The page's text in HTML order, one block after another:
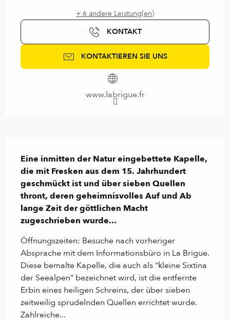
+ 6 andere Leistung(en)
KONTAKT
KONTAKTIEREN SIE UNS
www.labrigue.fr
Eine inmitten der Natur eingebettete Kapelle,
die mit Fresken aus dem 15. Jahrhundert
geschmückt ist und über sieben Quellen
thront, deren geheimnisvolles Auf und Ab
lange Zeit der göttlichen Macht
zugeschrieben wurde...
Öffnungszeiten: Besuche nach vorheriger
Absprache mit dem Informationsbüro in La Brigue.
Diese bemalte Kapelle, die auch als "kleine Sixtina
der Seealpen" bezeichnet wird, ist die entfernte
Erbin eines heiligen Schreins, der über sieben
zeitweilig sprudelnden Quellen errichtet wurde.
Zahlreiche...